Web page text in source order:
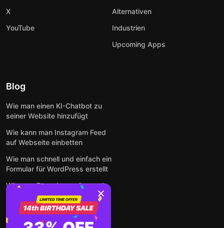
X
YouTube
Alternativen
Industrien
Upcoming Apps
Blog
Wie man einen KI-Chatbot zu
seiner Website hinzufügt
Wie kann man Instagram Feed
auf Webseite einbetten
Wie man schnell und einfach ein
Formular für WordPress erstellt
Wie man Formulare online und
kostenlos auf jeder Website
einbettet
So betten Sie Google-